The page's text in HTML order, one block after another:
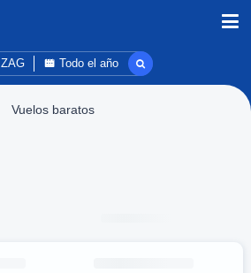
ZAG Todo el año
Vuelos baratos